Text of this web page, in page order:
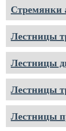
Стремянки
Лестницы
Лестницы
Лестницы
Лестницы